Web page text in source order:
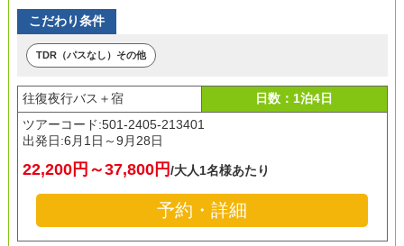
こだわり条件
TDR（パスなし）その他
往復夜行バス＋宿
日数：1泊4日
ツアーコード:501-2405-213401
出発日:6月1日～9月28日
22,200円～37,800円/大人1名様あたり
予約・詳細